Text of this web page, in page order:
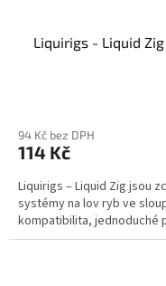
Liquirigs - Liquid
94 Kč bez DPH
114 Kč
Liquirigs – Liquid Zig jsou
systémy na lov ryb ve
kompatibilita, jednoduché